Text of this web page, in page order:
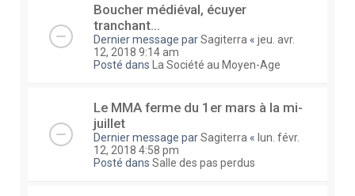
Boucher médiéval, écuyer
tranchant...
Dernier message parSagiterra « jeu. avr.
12, 2018 9:14 am
Posté dans
La Société au Moyen-Age
Le MMA ferme du 1er mars à la mi-
juillet
Dernier message parSagiterra « lun. févr.
12, 2018 4:58 pm
Posté dans Salle des pas perdus